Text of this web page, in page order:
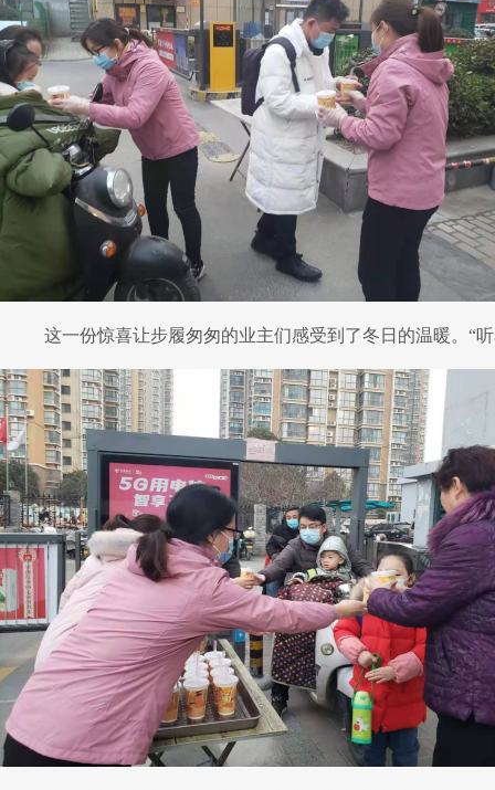
这一份惊喜让步履匆匆的业主们感受到了冬日的温暖。 “